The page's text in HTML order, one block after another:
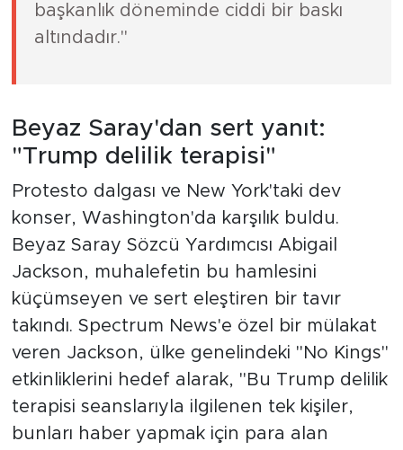
başkanlık döneminde ciddi bir baskı
altındadır."
Beyaz Saray'dan sert yanıt:
"Trump delilik terapisi"
Protesto dalgası ve New York'taki dev
konser, Washington'da karşılık buldu.
Beyaz Saray Sözcü Yardımcısı Abigail
Jackson, muhalefetin bu hamlesini
küçümseyen ve sert eleştiren bir tavır
takındı. Spectrum News'e özel bir mülakat
veren Jackson, ülke genelindeki "No Kings"
etkinliklerini hedef alarak, "Bu Trump delilik
terapisi seanslarıyla ilgilenen tek kişiler,
bunları haber yapmak için para alan